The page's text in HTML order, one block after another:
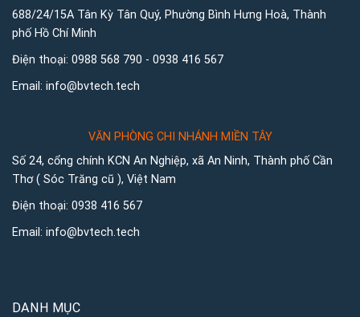
688/24/15A Tân Kỳ Tân Quý, Phường Bình Hưng Hoà, Thành
phố Hồ Chí Minh
Điện thoại: 0988 568 790 - 0938 416 567
Email: info@bvtech.tech
VĂN PHÒNG CHI NHÁNH MIỀN TÂY
Số 24, cổng chính KCN An Nghiệp, xã An Ninh, Thành phố Cần
Thơ ( Sóc Trăng cũ ), Việt Nam
Điện thoại: 0938 416 567
Email: info@bvtech.tech
DANH MỤC